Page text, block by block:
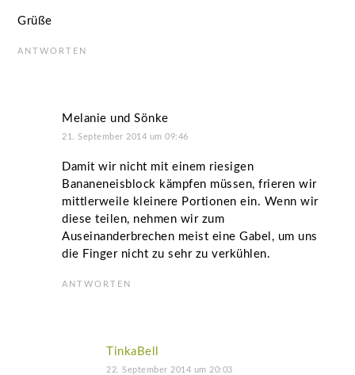
Grüße
ANTWORTEN
Melanie und Sönke
21. September 2014 um 09:46
Damit wir nicht mit einem riesigen
Bananeneisblock kämpfen müssen, frieren wir
mittlerweile kleinere Portionen ein. Wenn wir
diese teilen, nehmen wir zum
Auseinanderbrechen meist eine Gabel, um uns
die Finger nicht zu sehr zu verkühlen.
ANTWORTEN
TinkaBell
22. September 2014 um 20:03